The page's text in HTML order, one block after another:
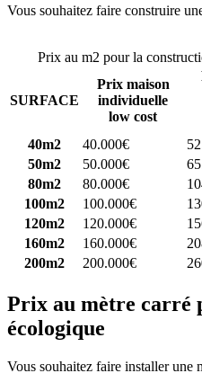
Vous souhaitez faire construire
Prix au m2 pour la
SURFACE
Prix maison
individuelle
low cost
40m2
40.000€
50m2
50.000€
80m2
80.000€
100m2
100.000€
120m2
120.000€
160m2
160.000€
200m2
200.000€
Prix au mètre carré
écologique
Vous souhaitez faire installer une